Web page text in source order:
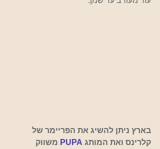
בארץ ניתן להשיג את הפריימר של
קלרינס ואת המותג PUPA משווק